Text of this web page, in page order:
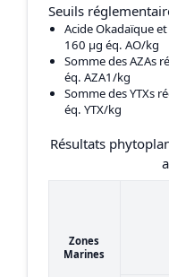
Seuils
Acide Okadaïque
160 μg éq. AO/kg
Somme des AZAs
éq. AZA1/kg
Somme des YTXs
éq. YTX/kg
Résultats
Zones
Marines